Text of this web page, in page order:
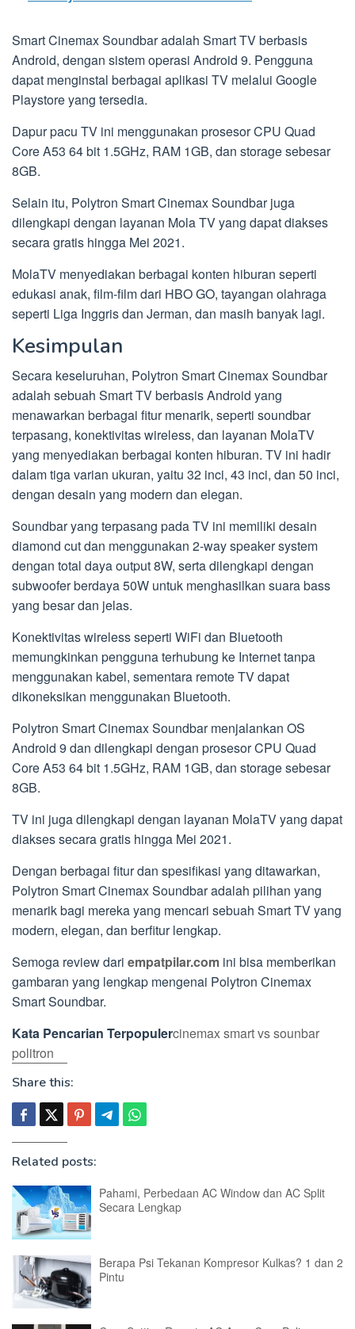
Smart Cinemax Soundbar adalah Smart TV berbasis
Android, dengan sistem operasi Android 9. Pengguna
dapat menginstal berbagai aplikasi TV melalui Google
Playstore yang tersedia.
Dapur pacu TV ini menggunakan prosesor CPU Quad
Core A53 64 bit 1.5GHz, RAM 1GB, dan storage sebesar
8GB.
Selain itu, Polytron Smart Cinemax Soundbar juga
dilengkapi dengan layanan Mola TV yang dapat diakses
secara gratis hingga Mei 2021.
MolaTV menyediakan berbagai konten hiburan seperti
edukasi anak, film-film dari HBO GO, tayangan olahraga
seperti Liga Inggris dan Jerman, dan masih banyak lagi.
Kesimpulan
Secara keseluruhan, Polytron Smart Cinemax Soundbar
adalah sebuah Smart TV berbasis Android yang
menawarkan berbagai fitur menarik, seperti soundbar
terpasang, konektivitas wireless, dan layanan MolaTV
yang menyediakan berbagai konten hiburan. TV ini hadir
dalam tiga varian ukuran, yaitu 32 inci, 43 inci, dan 50 inci,
dengan desain yang modern dan elegan.
Soundbar yang terpasang pada TV ini memiliki desain
diamond cut dan menggunakan 2-way speaker system
dengan total daya output 8W, serta dilengkapi dengan
subwoofer berdaya 50W untuk menghasilkan suara bass
yang besar dan jelas.
Konektivitas wireless seperti WiFi dan Bluetooth
memungkinkan pengguna terhubung ke Internet tanpa
menggunakan kabel, sementara remote TV dapat
dikoneksikan menggunakan Bluetooth.
Polytron Smart Cinemax Soundbar menjalankan OS
Android 9 dan dilengkapi dengan prosesor CPU Quad
Core A53 64 bit 1.5GHz, RAM 1GB, dan storage sebesar
8GB.
TV ini juga dilengkapi dengan layanan MolaTV yang dapat
diakses secara gratis hingga Mei 2021.
Dengan berbagai fitur dan spesifikasi yang ditawarkan,
Polytron Smart Cinemax Soundbar adalah pilihan yang
menarik bagi mereka yang mencari sebuah Smart TV yang
modern, elegan, dan berfitur lengkap.
Semoga review dari empatpilar.com ini bisa memberikan
gambaran yang lengkap mengenai Polytron Cinemax
Smart Soundbar.
Kata Pencarian Terpopulercinemax smart vs sounbar
politron
Share this:
Related posts:
Pahami, Perbedaan AC Window dan AC Split
Secara Lengkap
Berapa Psi Tekanan Kompresor Kulkas? 1 dan 2
Pintu